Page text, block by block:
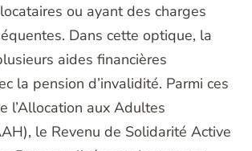
ou ayant des charges
Dans cette optique, la
aides financières
la pension d’invalidité. Parmi ces
l’Allocation aux Adultes
le Revenu de Solidarité Active